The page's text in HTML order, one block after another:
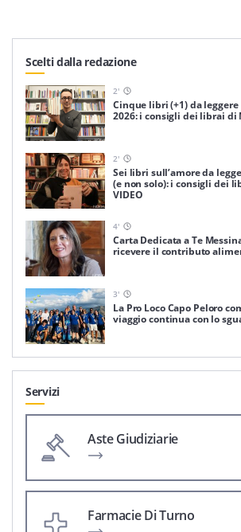
Scelti dalla redazione
2'
Cinque libri (+1) da
2026: i consigli dei librai di
2'
Sei libri sull’amore da
(e non solo): i consigli dei
VIDEO
4'
Carta Dedicata a Te
ricevere il contributo
3'
La Pro Loco Capo Peloro
viaggio continua con lo
Servizi
Aste Giudiziarie
Farmacie Di Turno